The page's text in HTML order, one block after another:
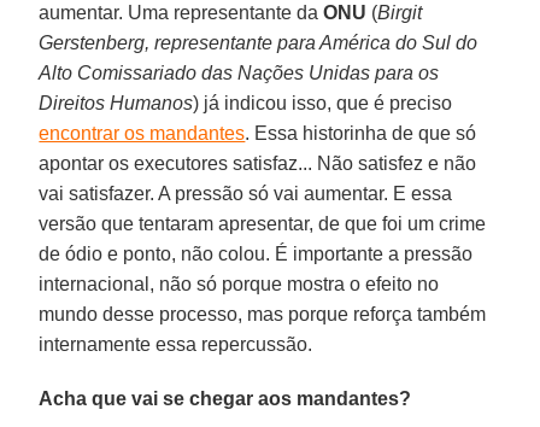
aumentar. Uma representante daONU (Birgit
Gerstenberg, representante para América do Sul do
Alto Comissariado das Nações Unidas para os
Direitos Humanos) já indicou isso, que é preciso
encontrar os mandantes. Essa historinha de que só
apontar os executores satisfaz... Não satisfez e não
vai satisfazer. A pressão só vai aumentar. E essa
versão que tentaram apresentar, de que foi um crime
de ódio e ponto, não colou. É importante a pressão
internacional, não só porque mostra o efeito no
mundo desse processo, mas porque reforça também
internamente essa repercussão.
Acha que vai se chegar aos mandantes?